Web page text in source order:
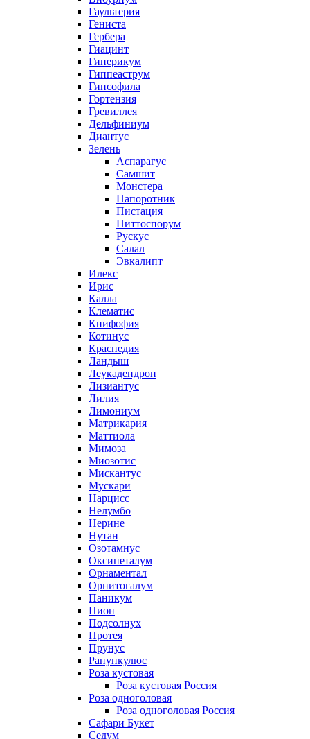
Гаультерия
Гениста
Гербера
Гиацинт
Гиперикум
Гиппеаструм
Гипсофила
Гортензия
Гревиллея
Дельфиниум
Диантус
Зелень
Аспарагус
Самшит
Монстера
Папоротник
Пистация
Питтоспорум
Рускус
Салал
Эвкалипт
Илекс
Ирис
Калла
Клематис
Книфофия
Котинус
Краспедия
Ландыш
Леукадендрон
Лизиантус
Лилия
Лимониум
Матрикария
Маттиола
Мимоза
Миозотис
Мискантус
Мускари
Нарцисс
Нелумбо
Нерине
Нутан
Озотамнус
Оксипеталум
Орнаментал
Орнитогалум
Паникум
Пион
Подсолнух
Протея
Прунус
Ранункулюс
Роза кустовая
Роза кустовая Россия
Роза одноголовая
Роза одноголовая Россия
Сафари Букет
Седум